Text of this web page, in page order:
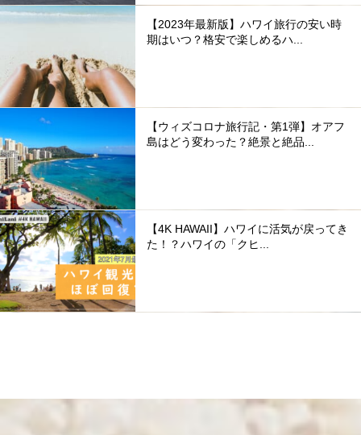
【2023年最新版】ハワイ旅行の安い時
期はいつ？格安で楽しめるハ...
【ウィズコロナ旅行記・第1弾】オアフ
島はどう変わった？絶景と絶品...
【4K HAWAII】ハワイに活気が戻ってき
た！？ハワイの「クヒ...